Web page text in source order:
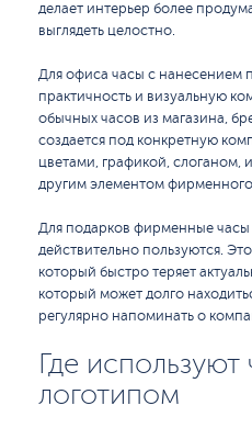
делает интерьер более
выглядеть целостно.
Для офиса часы с нанесением
практичность и визуальную
обычных часов из магазина,
создается под конкретную
цветами, графикой, слоганом,
другим элементом фирменного
Для подарков фирменные
действительно пользуются.
который быстро теряет
который может долго
регулярно напоминать о
Где используют
логотипом